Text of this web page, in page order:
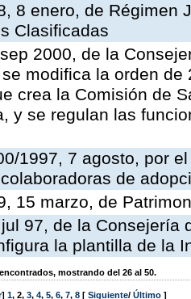
8 enero, de Régimen
Clasificadas
2000, de la
modifica la orden
crea la Comisión de
y se regulan las
1997, 7 agosto, por
de
15 marzo, de
97, de la Consejería
la plantilla de la
mostrando del 26 al 50.
] 1, 2, 3, 4, 5, 6, 7, 8 [ Siguiente/ Último ]